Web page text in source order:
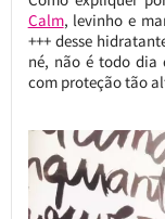
Calm, levinho e
+++ desse
né, não é todo dia
com proteção tão